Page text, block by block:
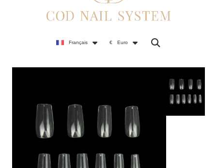
Français € Euro